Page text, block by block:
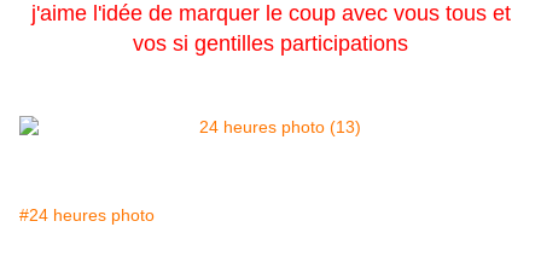
j'aime l'idée de marquer le coup avec vous tous et
vos si gentilles participations
#24 heures photo